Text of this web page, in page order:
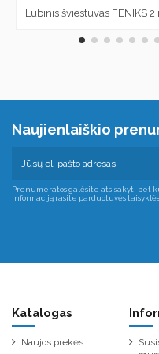
Lubinis šviestuvas FENIKS
Naujienlaiškio
Prenumeratos galėsite atsisakyti bet
informaciją rasite parduotuvės
Katalogas
Naujos prekės